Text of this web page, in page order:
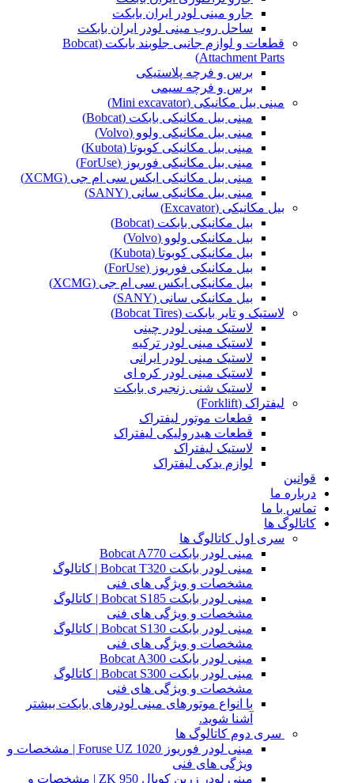
جارو مینی لودر ایران بابکت
ساحل روب مینی لودر ایران بابکت
قطعات و لوازم جانبی جلوبند بابکت (Bobcat
Attachment Parts)
برس و فرچه پلاستیکی
برس و فرچه سیمی
مینی بیل مکانیکی (Mini excavator)
مینی بیل مکانیکی بابکت (Bobcat)
مینی بیل مکانیکی ولوو (Volvo)
مینی بیل مکانیکی کوبوتا (Kubota)
مینی بیل مکانیکی فوریوز (ForUse)
مینی بیل مکانیکی ایکس سی ام جی (XCMG)
مینی بیل مکانیکی سانی (SANY)
بیل مکانیکی (Excavator)
بیل مکانیکی بابکت (Bobcat)
بیل مکانیکی ولوو (Volvo)
بیل مکانیکی کوبوتا (Kubota)
بیل مکانیکی فوریوز (ForUse)
بیل مکانیکی ایکس سی ام جی (XCMG)
بیل مکانیکی سانی (SANY)
لاستیک و تایر بابکت (Bobcat Tires)
لاستیک مینی لودر چینی
لاستیک مینی لودر ترکیه
لاستیک مینی لودر ایرانی
لاستیک مینی لودر کره ای
لاستیک شنی زنجیری بابکت
لیفتراک (Forklift)
قطعات موتور لیفتراک
قطعات هیدرولیکی لیفتراک
لاستیک لیفتراک
لوازم یدکی لیفتراک
قوانین
درباره ما
تماس با ما
کاتالوگ ها
سری اول کاتالوگ ها
مینی لودر بابکت Bobcat A770
مینی لودر بابکت Bobcat T320 | کاتالوگ
مشخصات و ویژگی های فنی
مینی لودر بابکت Bobcat S185 | کاتالوگ
مشخصات و ویژگی های فنی
مینی لودر بابکت Bobcat S130 | کاتالوگ
مشخصات و ویژگی های فنی
مینی لودر بابکت Bobcat A300
مینی لودر بابکت Bobcat S300 | کاتالوگ
مشخصات و ویژگی های فنی
با انواع موتورهای مینی لودرهای بابکت بیشتر
آشنا شوید.
سری دوم کاتالوگ ها
مینی لودر فوریوز Foruse UZ 1020 | مشخصات و
ویژگی های فنی
مینی لودر زرین کوپال ZK 950 | مشخصات و